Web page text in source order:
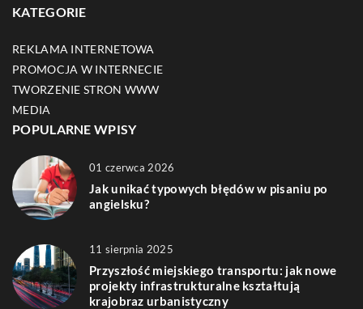
KATEGORIE
REKLAMA INTERNETOWA
PROMOCJA W INTERNECIE
TWORZENIE STRON WWW
MEDIA
POPULARNE WPISY
01 czerwca 2026
Jak unikać typowych błędów w pisaniu po
angielsku?
11 sierpnia 2025
Przyszłość miejskiego transportu: jak nowe
projekty infrastrukturalne kształtują
krajobraz urbanistyczny